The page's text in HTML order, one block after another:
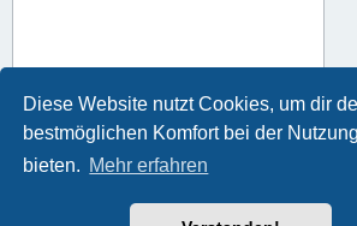
Diese Website nutzt Cookies, um dir
bestmöglichen Komfort bei der
bieten. Mehr erfahren